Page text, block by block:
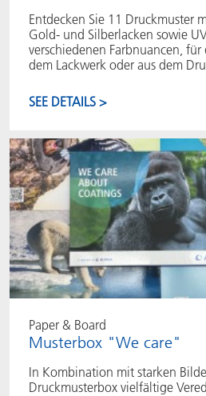
Entdecken Sie 11 Druckmuster
Gold- und Silberlacken sowie
verschiedenen Farbnuancen,
dem Lackwerk oder aus dem
SEE DETAILS >
Paper & Board
Musterbox "We care"
In Kombination mit starken
Druckmusterbox vielfältige